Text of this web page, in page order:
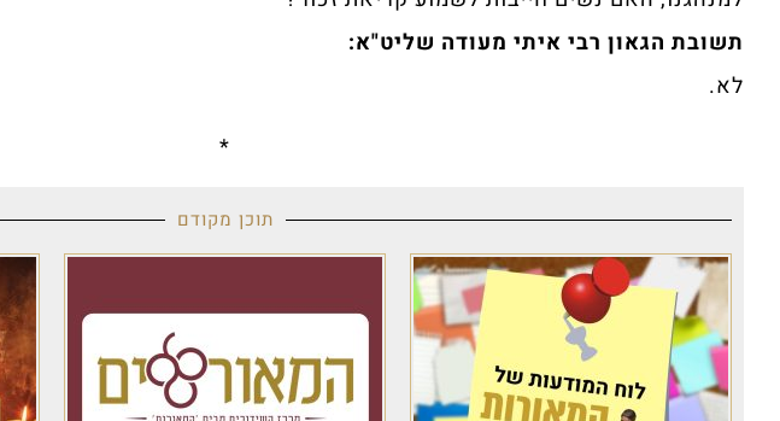
תשובת הגאון רבי איתי מעודה שליט"א:
לא.‏
*
תוכן מקודם